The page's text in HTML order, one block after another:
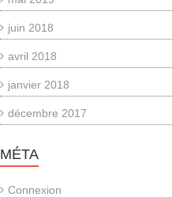
juin 2018
avril 2018
janvier 2018
décembre 2017
MÉTA
Connexion